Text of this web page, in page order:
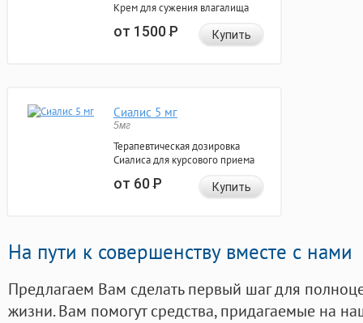
Крем для сужения влагалища
от 1500Р Купить
Сиалис 5 мг
5мг
Терапевтическая дозировка
Сиалиса для курсового приема
от 60Р Купить
На пути к совершенству вместе с нами
Предлагаем Вам сделать первый шаг для
жизни. Вам помогут средства, придагаемые на